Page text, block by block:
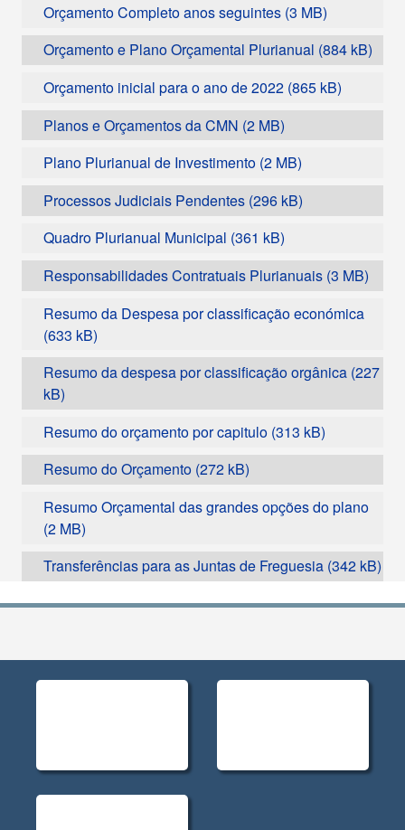
Orçamento Completo anos seguintes
Orçamento e Plano Orçamental Plurianual
Orçamento inicial para o ano de 2022
Planos e Orçamentos da CMN
Plano Plurianual de Investimento
Processos Judiciais Pendentes
Quadro Plurianual Municipal
Responsabilidades Contratuais Plurianuais
Resumo da Despesa por classificação económica
Resumo da despesa por classificação orgânica
Resumo do orçamento por capitulo
Resumo do Orçamento
Resumo Orçamental das grandes opções do plano
Transferências para as Juntas de Freguesia